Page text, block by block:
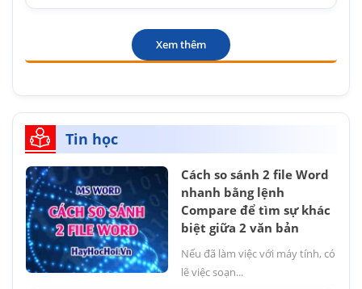
Xem thêm
Tin học
Cách so sánh 2 file Word
nhanh bằng lệnh
Compare để tìm sự khác
biệt giữa 2 văn bản
Nếu đã làm việc với máy tính, có
lẽ việc soạn...